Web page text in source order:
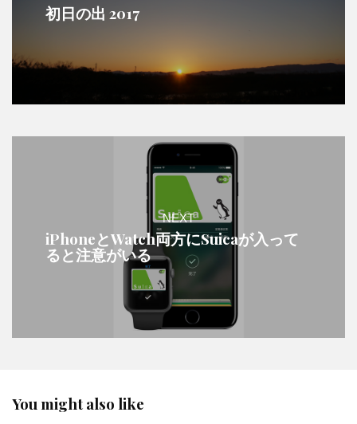
初日の出 2017
NEXT
iPhoneとWatch両方にSuicaが入って
ると注意がいる
You might also like